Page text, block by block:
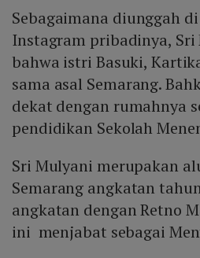
Sebagaimana diunggah
Instagram pribadinya,
bahwa istri Basuki,
sama asal Semarang.
dekat dengan rumahnya
pendidikan Sekolah
Sri Mulyani merupakan
Semarang angkatan
angkatan dengan Retno
ini menjabat sebagai